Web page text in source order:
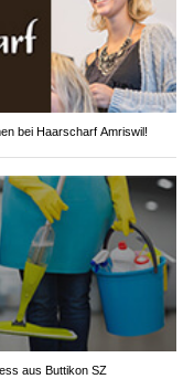
bei Haarscharf Amriswil!
aus Buttikon SZ